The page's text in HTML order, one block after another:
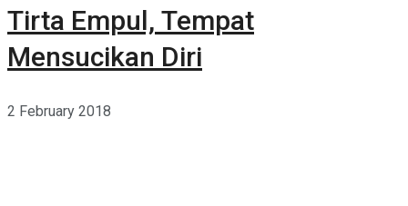
Tirta Empul, Tempat
Mensucikan Diri
2 February 2018